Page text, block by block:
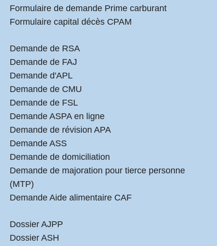
Formulaire de demande Prime carburant
Formulaire capital décès CPAM
Demande de RSA
Demande de FAJ
Demande d'APL
Demande de CMU
Demande de FSL
Demande ASPA en ligne
Demande de révision APA
Demande ASS
Demande de domiciliation
Demande de majoration pour tierce personne
(MTP)
Demande Aide alimentaire CAF
Dossier AJPP
Dossier ASH